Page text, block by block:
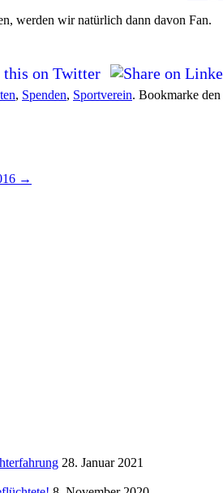
werden wir natürlich dann davon Fan.
, Spenden, Sportverein. Bookmarke den
→
28. Januar 2021